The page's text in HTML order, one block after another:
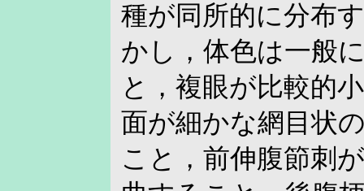
種が同所的に分布
かし，体色は一般
と，複眼が比較的
面が細かな網目状
こと，前伸腹節刺